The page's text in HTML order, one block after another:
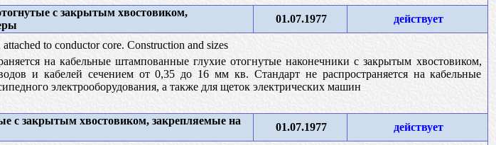
с закрытым хвостовиком,
01.07.1977 действует
to conductor core. Construction and sizes
на кабельные штампованные глухие отогнутые наконечники с закрытым хвостовиком,
и кабелей сечением от 0,35 до 16 мм кв. Стандарт не распространяется на кабельные
электрооборудования, а также для щеток электрических машин
с закрытым хвостовиком, закрепляемые на
01.07.1977 действует